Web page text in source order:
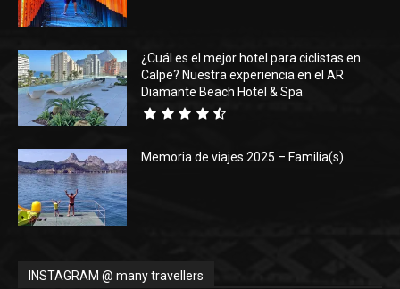
¿Cuál es el mejor hotel para ciclistas en
Calpe? Nuestra experiencia en el AR
Diamante Beach Hotel & Spa
Memoria de viajes 2025 – Familia(s)
INSTAGRAM @ many travellers